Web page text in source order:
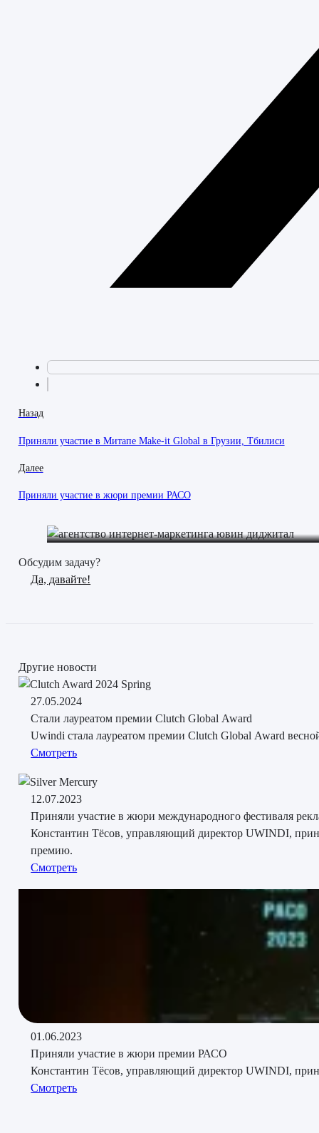
Назад
Приняли участие в Митапе Make-it Global в Грузии, Тбилиси
Далее
Приняли участие в жюри премии РАСО
Обсудим задачу?
Да, давайте!
Другие новости
27.05.2024
Стали лауреатом премии Clutch Global Award
Uwindi стала лауреатом премии Clutch Global Award
Смотреть
12.07.2023
Приняли участие в жюри международного фестиваля
Константин Тёсов, управляющий директор UWINDI,
премию.
Смотреть
01.06.2023
Приняли участие в жюри премии РАСО
Константин Тёсов, управляющий директор UWINDI,
Смотреть